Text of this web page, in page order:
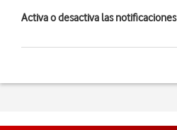
Activa o desactiva las notificaciones